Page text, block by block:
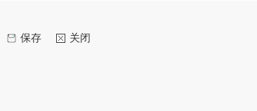
关闭
保存